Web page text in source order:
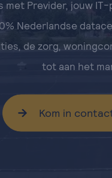
met Previder, jouw
Nederlandse
de zorg,
tot aan het
Kom in